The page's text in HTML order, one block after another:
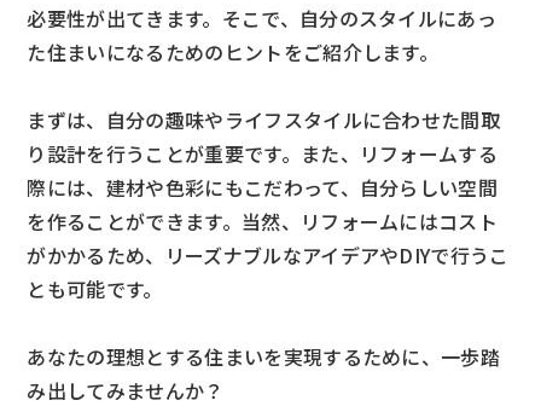
必要性が出てきます。そこで、自分のスタイルにあっ
た住まいになるためのヒントをご紹介します。
まずは、自分の趣味やライフスタイルに合わせた間取
り設計を行うことが重要です。また、リフォームする
際には、建材や色彩にもこだわって、自分らしい空間
を作ることができます。当然、リフォームにはコスト
がかかるため、リーズナブルなアイデアやDIYで行うこ
とも可能です。
あなたの理想とする住まいを実現するために、一歩踏
み出してみませんか？